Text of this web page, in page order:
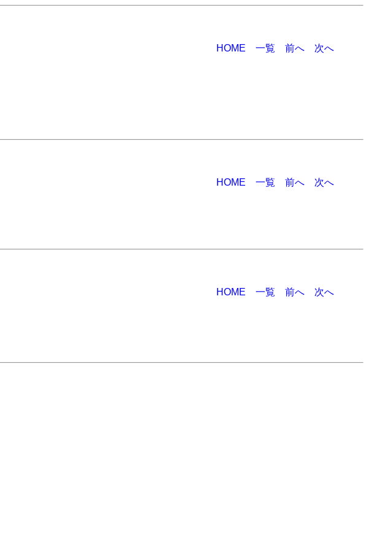
HOME 一覧 前へ 次へ
HOME 一覧 前へ 次へ
HOME 一覧 前へ 次へ